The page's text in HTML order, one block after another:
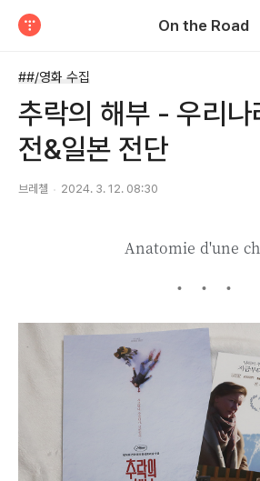
On the Road
##/영화 수집
추락의 해부 - 우리
전&일본 전단
브레첼 2024. 3. 12. 08:30
Anatomie d'une